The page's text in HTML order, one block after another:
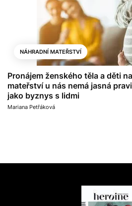
NÁHRADNÍ MATEŘSTVÍ
Pronájem ženského těla a děti
mateřství u nás nemá jasná
jako byznys s lidmi
Mariana Petřáková